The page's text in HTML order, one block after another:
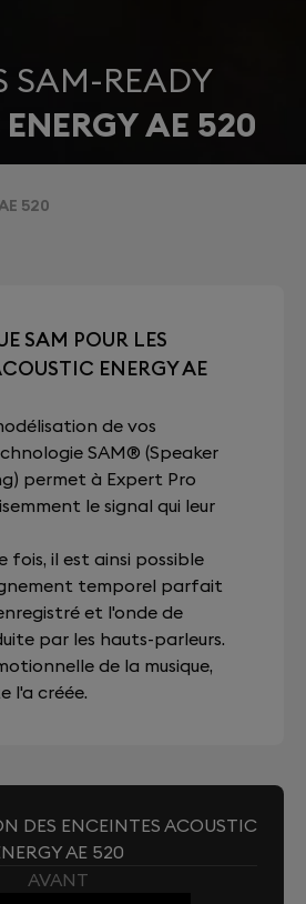
SAM-READY
AE 520
520
SAM POUR LES
ENERGY AE
de vos
SAM® (Speaker
permet à Expert Pro
le signal qui leur
fois, il est ainsi possible
temporel parfait
et l'onde de
par les hauts-parleurs.
de la musique,
l'a créée.
DES ENCEINTES ACOUSTIC
AE 520
AVANT